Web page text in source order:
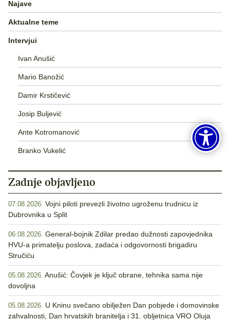
Najave
Aktualne teme
Intervjui
Ivan Anušić
Mario Banožić
Damir Krstičević
Josip Buljević
Ante Kotromanović
Branko Vukelić
Zadnje objavljeno
07.08.2026. Vojni piloti prevezli životno ugroženu trudnicu iz
Dubrovnika u Split
06.08.2026. General-bojnik Zdilar predao dužnosti zapovjednika
HVU-a primatelju poslova, zadaća i odgovornosti brigadiru
Stručiću
05.08.2026. Anušić: Čovjek je ključ obrane, tehnika sama nije
dovoljna
05.08.2026. U Kninu svečano obilježen Dan pobjede i domovinske
zahvalnosti, Dan hrvatskih branitelja i 31. obljetnica VRO Oluja